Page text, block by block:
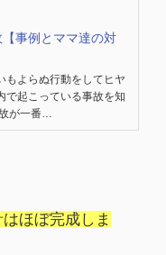
事例とママ達の対
もよらぬ行動をしてヒヤ
で起こっている事故を知
が一番…
ほぼ完成しま